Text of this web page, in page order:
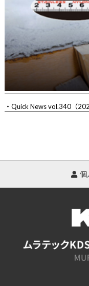
・Quick News vol.340（
個